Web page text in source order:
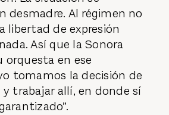
desmadre. Al régimen no
libertad de expresión
Así que la Sonora
orquesta en ese
tomamos la decisión de
y trabajar allí, en donde sí